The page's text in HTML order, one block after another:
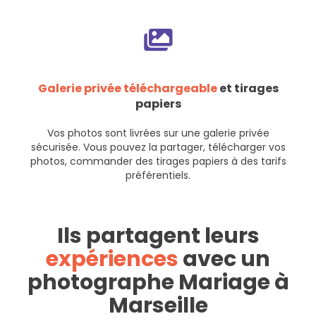
Galerie privée téléchargeableet tirages
papiers
Vos photos sont livrées sur une galerie privée
sécurisée. Vous pouvez la partager, télécharger vos
photos, commander des tirages papiers à des tarifs
préférentiels.
Ils partagent leurs
expériencesavec un
photographe Mariage à
Marseille